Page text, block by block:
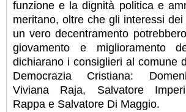
funzione e la dignità politica e
meritano, oltre che gli interessi
un vero decentramento
giovamento e miglioramento
dichiarano i consiglieri al comune
Democrazia Cristiana:
Viviana Raja, Salvatore
Rappa e Salvatore Di Maggio.